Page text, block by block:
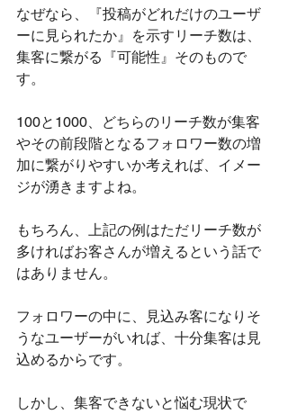
なぜなら、『投稿がどれだけのユーザ
ーに見られたか』を示すリーチ数は、
集客に繋がる『可能性』そのもので
す。
100と1000、どちらのリーチ数が集客
やその前段階となるフォロワー数の増
加に繋がりやすいか考えれば、イメー
ジが湧きますよね。
もちろん、上記の例はただリーチ数が
多ければお客さんが増えるという話で
はありません。
フォロワーの中に、見込み客になりそ
うなユーザーがいれば、十分集客は見
込めるからです。
しかし、集客できないと悩む現状で